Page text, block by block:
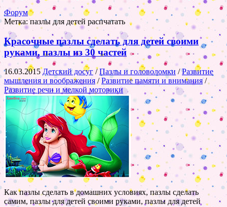
Форум
Метка:пазлы для детей распчатать
Красочные пазлы сделать для детей своими
руками, пазлы из 30 частей
16.03.2015Детский досуг /Пазлы и головоломки /Развитие
мышления и воображения/Развитие памяти и внимания/
Развитие речи и мелкой моторики
Как пазлы сделать в домашних условиях, пазлы сделать
самим, пазлы для детей своими руками, пазлы для детей